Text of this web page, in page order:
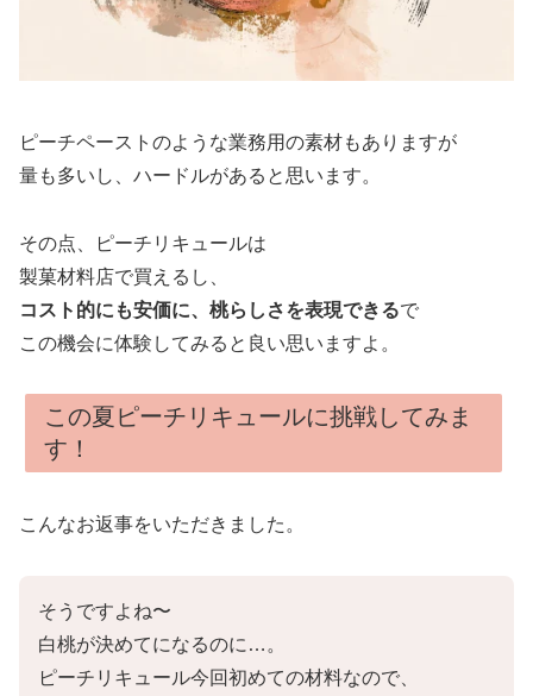
ピーチペーストのような業務用の素材もありますが
量も多いし、ハードルがあると思います。
その点、ピーチリキュールは
製菓材料店で買えるし、
コスト的にも安価に、桃らしさを表現できるで
この機会に体験してみると良い思いますよ。
この夏ピーチリキュールに挑戦してみま
す！
こんなお返事をいただきました。
そうですよね〜
白桃が決めてになるのに…。
ピーチリキュール今回初めての材料なので、